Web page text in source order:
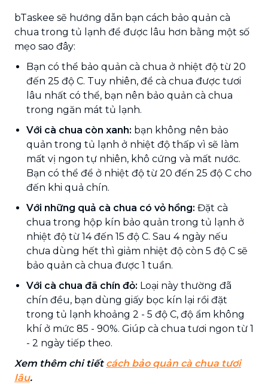
bTaskee sẽ hướng dẫn bạn cách bảo quản cà
chua trong tủ lạnh để được lâu hơn bằng một số
mẹo sao đây:
Bạn có thể bảo quản cà chua ở nhiệt độ từ 20
đến 25 độ C. Tuy nhiên, để cà chua được tươi
lâu nhất có thể, bạn nên bảo quản cà chua
trong ngăn mát tủ lạnh.
Với cà chua còn xanh: bạn không nên bảo
quản trong tủ lạnh ở nhiệt độ thấp vì sẽ làm
mất vị ngon tự nhiên, khô cứng và mất nước.
Bạn có thể để ở nhiệt độ từ 20 đến 25 độ C cho
đến khi quả chín.
Với những quả cà chua có vỏ hồng: Đặt cà
chua trong hộp kín bảo quản trong tủ lạnh ở
nhiệt độ từ 14 đến 15 độ C. Sau 4 ngày nếu
chưa dùng hết thì giảm nhiệt độ còn 5 độ C sẽ
bảo quản cà chua được 1 tuần.
Với cà chua đã chín đỏ: Loại này thường đã
chín đều, bạn dùng giấy bọc kín lại rồi đặt
trong tủ lạnh khoảng 2 - 5 độ C, độ ẩm không
khí ở mức 85 - 90%. Giúp cà chua tươi ngon từ 1
- 2 ngày tiếp theo.
Xem thêm chi tiết cách bảo quản cà chua tươi
lâu.